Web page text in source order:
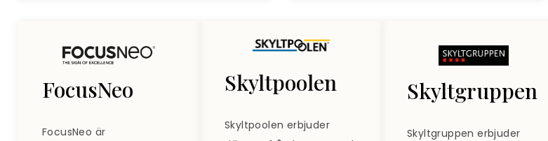
FocusNeo
FocusNeo är
Skyltpoolen
Skyltpoolen erbjuder
Skyltgruppen
Skyltgruppen erbjuder